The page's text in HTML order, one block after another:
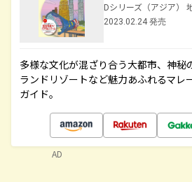
Dシリーズ（アジア）
2023.02.24 発売
多様な文化が混ざり合う大都市、神秘
ランドリゾートなど魅力あふれるマレ
ガイド。
AD